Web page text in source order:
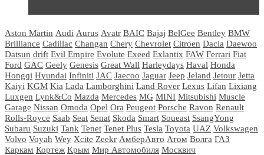
Aston Martin Audi Aurus Avatr BAIC Bajaj BelGee Bentley BMW
Brilliance Cadillac Changan Chery Chevrolet Citroen Dacia Daewoo
Datsun drift Evil Empire Evolute Exeed Exlantix FAW Ferrari Fiat
Ford GAC Geely Genesis Great Wall Harleydays Haval Honda
Hongqi Hyundai Infiniti JAC Jaecoo Jaguar Jeep Jeland Jetour Jetta
Kaiyi KGM Kia Lada Lamborghini Land Rover Lexus Lifan Lixiang
Luxgen Lynk&Co Mazda Mercedes MG MINI Mitsubishi Muscle
Garage Nissan Omoda Opel Ora Peugeot Porsche Ravon Renault
Rolls-Royce Saab Seat Senat Skoda Smart Soueast SsangYong
Subaru Suzuki Tank Tenet Tenet Plus Tesla Toyota UAZ Volkswagen
Volvo Voyah Wey Xcite Zeekr АмберАвто Атом Волга ГАЗ
Каркам Кортеж Крым Мир Автомобиля Москвич